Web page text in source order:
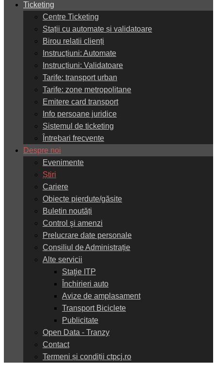
Ticketing
Centre Ticketing
Stații cu automate și validatoare
Birou relatii clienți
Instrucțiuni: Automate
Instrucțiuni: Validatoare
Tarife: transport urban
Tarife: zone metropolitane
Emitere card transport
Info persoane juridice
Sistemul de ticketing
Întrebari frecvente
Despre noi
Evenimente
Știri
Cariere
Obiecte pierdute/găsite
Buletin noutăți
Control şi amenzi
Prelucrare date personale
Consiliul de Administrație
Alte servicii
Staţie ITP
Închirieri auto
Avize de amplasament
Transport Biciclete
Publicitate
Open Data - Tranzy
Contact
Termeni și condiții ctpcj.ro